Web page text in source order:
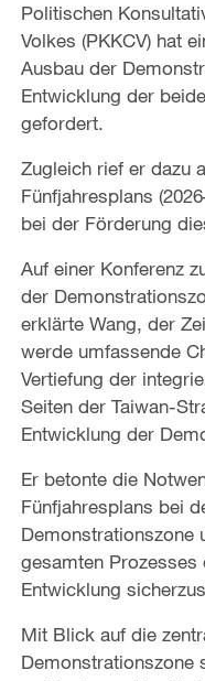
Politischen
Volkes (PKKCV) hat
Ausbau der
Entwicklung der
gefordert.
Zugleich rief er dazu
Fünfjahresplans
bei der Förderung
Auf einer Konferenz
der
erklärte Wang, der
werde umfassende
Vertiefung der
Seiten der Taiwan-
Entwicklung der
Er betonte die
Fünfjahresplans bei
Demonstrationszone
gesamten
Entwicklung
Mit Blick auf die
Demonstrationszone